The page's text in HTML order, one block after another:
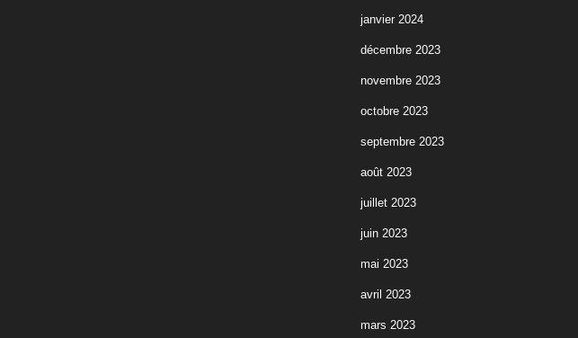
janvier 2024
décembre 2023
novembre 2023
octobre 2023
septembre 2023
août 2023
juillet 2023
juin 2023
mai 2023
avril 2023
mars 2023